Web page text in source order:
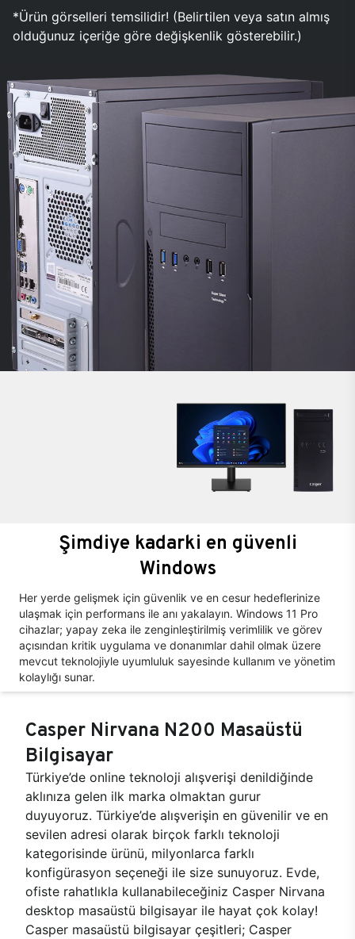
*Ürün görselleri temsilidir! (Belirtilen veya satın almış
olduğunuz içeriğe göre değişkenlik gösterebilir.)
Şimdiye kadarki en güvenli
Windows
Her yerde gelişmek için güvenlik ve en cesur hedeflerinize
ulaşmak için performans ile anı yakalayın. Windows 11 Pro
cihazlar; yapay zeka ile zenginleştirilmiş verimlilik ve görev
açısından kritik uygulama ve donanımlar dahil olmak üzere
mevcut teknolojiyle uyumluluk sayesinde kullanım ve yönetim
kolaylığı sunar.
Casper Nirvana N200 Masaüstü
Bilgisayar
Türkiye’de online teknoloji alışverişi denildiğinde
aklınıza gelen ilk marka olmaktan gurur
duyuyoruz. Türkiye’de alışverişin en güvenilir ve en
sevilen adresi olarak birçok farklı teknoloji
kategorisinde ürünü, milyonlarca farklı
konfigürasyon seçeneği ile size sunuyoruz. Evde,
ofiste rahatlıkla kullanabileceğiniz Casper Nirvana
desktop masaüstü bilgisayar ile hayat çok kolay!
Casper masaüstü bilgisayar çeşitleri; Casper